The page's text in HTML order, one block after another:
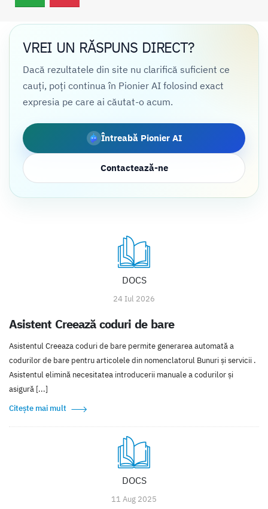
VREI UN RĂSPUNS DIRECT?
Dacă rezultatele din site nu clarifică suficient ce
cauți, poți continua în Pionier AI folosind exact
expresia pe care ai căutat-o acum.
Întreabă Pionier AI
Contactează-ne
DOCS
24 Iul 2026
Asistent Creează coduri de bare
Asistentul Creeaza coduri de bare permite generarea automată a
codurilor de bare pentru articolele din nomenclatorul Bunuri și servicii .
Asistentul elimină necesitatea introducerii manuale a codurilor și
asigură [...]
Citește mai mult
DOCS
11 Aug 2025